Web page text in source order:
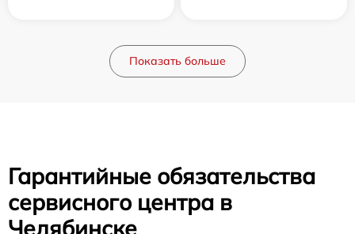
Показать больше
Гарантийные обязательства
сервисного центра в
Челябинске